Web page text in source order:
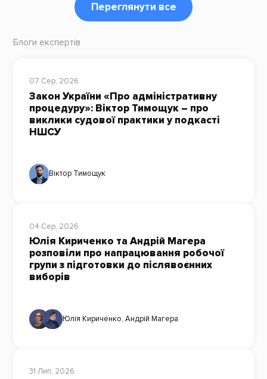
Переглянути все
Блоги експертів
07 Сер, 2026
Закон України «Про адміністративну
процедуру»: Віктор Тимощук – про
виклики судової практики у подкасті
НШСУ
Віктор Тимощук
04 Сер, 2026
Юлія Кириченко та Андрій Магера
розповіли про напрацювання робочої
групи з підготовки до післявоєнних
виборів
Юлія Кириченко, Андрій Магера
31 Лип, 2026